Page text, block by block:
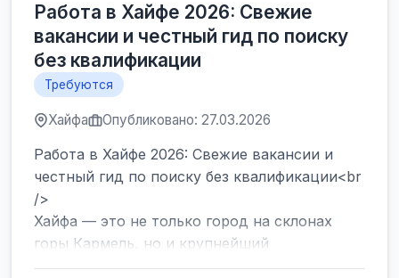
Работа в Хайфе 2026: Свежие
вакансии и честный гид по поиску
без квалификации
Требуются
Хайфа Опубликовано: 27.03.2026
Работа в Хайфе 2026: Свежие вакансии и
честный гид по поиску без квалификации<br
/>
Хайфа — это не только город на склонах
горы Кармель, но и крупнейший
промышленный и логистический хаб